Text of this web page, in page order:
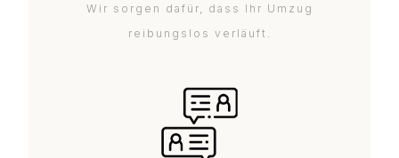
Wir sorgen dafür, dass Ihr Umzug
reibungslos verläuft.